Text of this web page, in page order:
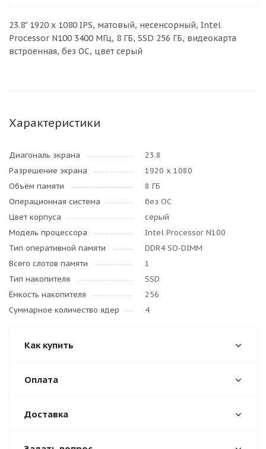
23.8" 1920 x 1080 IPS, матовый, несенсорный, Intel
Processor N100 3400 МГц, 8 ГБ, SSD 256 ГБ, видеокарта
встроенная, без ОС, цвет серый
Характеристики
Диагональ экрана
23.8
Разрешение экрана
1920 x 1080
Объём памяти
8 ГБ
Операционная система
без ОС
Цвет корпуса
серый
Модель процессора
Intel Processor N100
Тип оперативной памяти
DDR4 SO-DIMM
Всего слотов памяти
1
Тип накопителя
SSD
Ёмкость накопителя
256
Суммарное количество ядер
4
Как купить
Оплата
Доставка